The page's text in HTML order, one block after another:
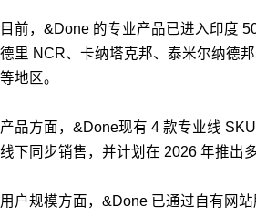
目前，&Done 的专业产品已进入印度
德里 NCR、卡纳塔克邦、泰米尔纳德
等地区。
产品方面，&Done现有 4 款专业线
线下同步销售，并计划在 2026 年推出
用户规模方面，&Done 已通过自有网